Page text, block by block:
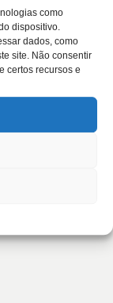
como
dispositivo.
dados, como
site. Não consentir
certos recursos e
familiar
não há